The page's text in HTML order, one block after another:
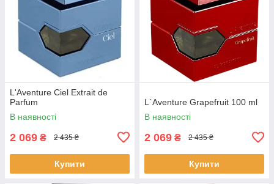
L'Aventure Ciel Extrait de
Parfum
В наявності
2 069 ₴ 2 435 ₴
Купити
L`Aventure Grapefruit 100 ml
В наявності
2 069 ₴ 2 435 ₴
Купити